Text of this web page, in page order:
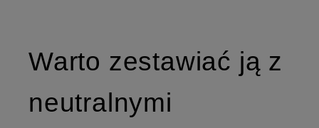
Warto zestawiać ją z
neutralnymi